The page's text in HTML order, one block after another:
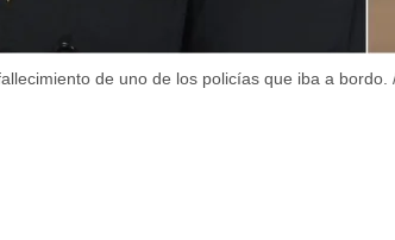
de uno de los policías que iba a